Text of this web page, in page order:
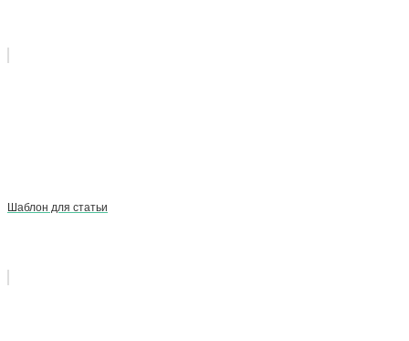
Шаблон для статьи